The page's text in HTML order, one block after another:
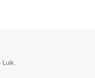
Luik.